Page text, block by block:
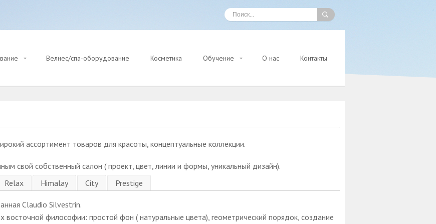
Велнес/спа-оборудование Косметика Обучение О нас Контакты
ассортимент товаров для красоты, концептуальные коллекции.
свой собственный салон ( проект, цвет, линии и формы, уникальный дизайн).
Relax Himalay Сity Prestige
Claudio Silvestrin.
восточной философии: простой фон ( натуральные цвета), геометрический порядок, создание